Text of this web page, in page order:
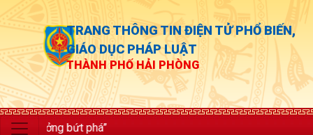
TRANG THÔNG TIN ĐIỆN TỬ PHỔ BIẾN,
GIÁO DỤC PHÁP LUẬT
THÀNH PHỐ HẢI PHÒNG
bứt phá”